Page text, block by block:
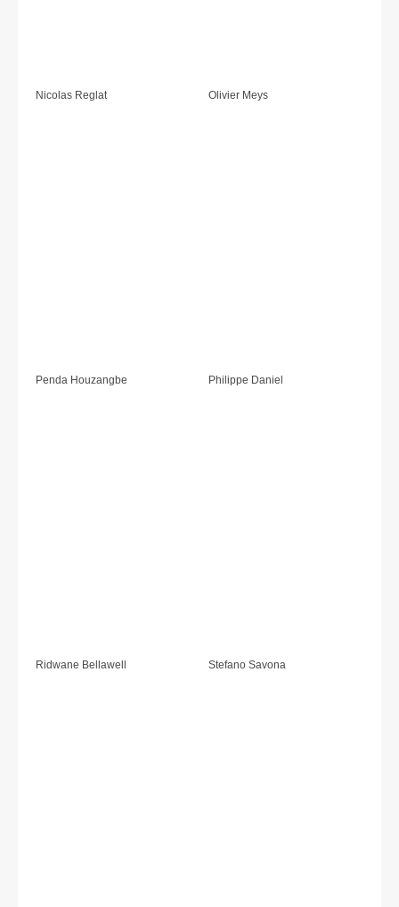
Nicolas Reglat Olivier Meys
Penda Houzangbe Philippe Daniel
Ridwane Bellawell Stefano Savona